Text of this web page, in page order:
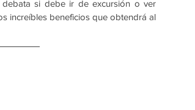
si debe ir de excursión o ver
increíbles beneficios que obtendrá al